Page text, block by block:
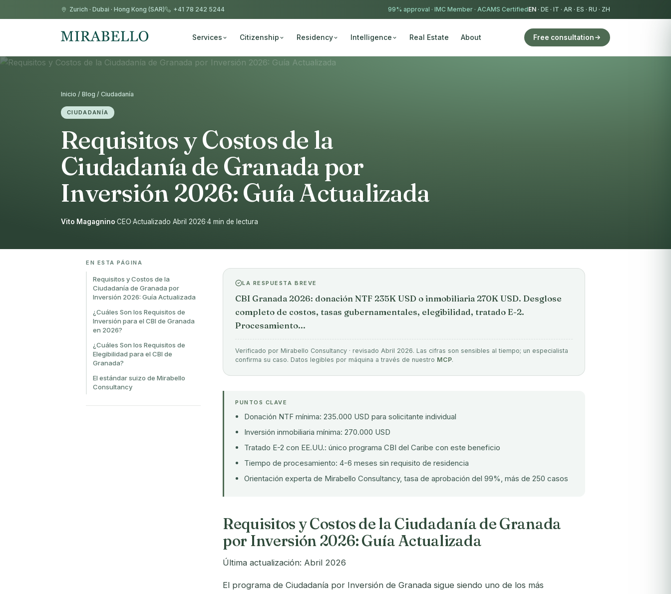
Zurich · Dubai · Hong Kong (SAR) +41 78 242 5244 99% approval · IMC Member · ACAMS CertifiedEN · DE · IT · AR · ES · RU · ZH
Services Citizenship Residency Intelligence Real Estate About Free consultation
Inicio / Blog / Ciudadanía
CIUDADANÍA
Requisitos y Costos de la
Ciudadanía de Granada por
Inversión 2026: Guía Actualizada
Vito Magagnino·CEO·Actualizado Abril 2026·4 min de lectura
EN ESTA PÁGINA
Requisitos y Costos de la
Ciudadanía de Granada por
Inversión 2026: Guía Actualizada
¿Cuáles Son los Requisitos de
Inversión para el CBI de Granada
en 2026?
¿Cuáles Son los Requisitos de
Elegibilidad para el CBI de
Granada?
El estándar suizo de Mirabello
Consultancy
LA RESPUESTA BREVE
CBI Granada 2026: donación NTF 235K USD o inmobiliaria 270K USD. Desglose
completo de costos, tasas gubernamentales, elegibilidad, tratado E-2.
Procesamiento...
Verificado por Mirabello Consultancy · revisado Abril 2026. Las cifras son sensibles al tiempo; un especialista
confirma su caso. Datos legibles por máquina a través de nuestro MCP.
PUNTOS CLAVE
Donación NTF mínima: 235.000 USD para solicitante individual
Inversión inmobiliaria mínima: 270.000 USD
Tratado E-2 con EE.UU.: único programa CBI del Caribe con este beneficio
Tiempo de procesamiento: 4-6 meses sin requisito de residencia
Orientación experta de Mirabello Consultancy, tasa de aprobación del 99%, más de 250 casos
Requisitos y Costos de la Ciudadanía de Granada
por Inversión 2026: Guía Actualizada
Última actualización: Abril 2026
El programa de Ciudadanía por Inversión de Granada sigue siendo uno de los más